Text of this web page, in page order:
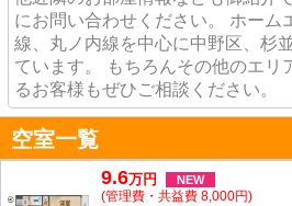
にお問い合わせください。 ホーム
線、丸ノ内線を中心に中野区、杉
ています。 もちろんその他のエリ
るお客様もぜひご相談ください。
空室一覧
9.6万円 NEW
(管理費・共益費 8,000円)